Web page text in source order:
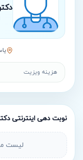
هزینه ویزیت
نوبت‌ دهی اینترنتی
لیست